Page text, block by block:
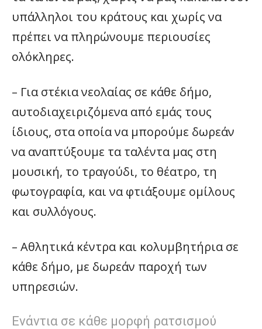
υπάλληλοι του κράτους και χωρίς να
πρέπει να πληρώνουμε περιουσίες
ολόκληρες.
– Για στέκια νεολαίας σε κάθε δήμο,
αυτοδιαχειριζόμενα από εμάς τους
ίδιους, στα οποία να μπορούμε δωρεάν
να αναπτύξουμε τα ταλέντα μας στη
μουσική, το τραγούδι, το θέατρο, τη
φωτογραφία, και να φτιάξουμε ομίλους
και συλλόγους.
– Αθλητικά κέντρα και κολυμβητήρια σε
κάθε δήμο, με δωρεάν παροχή των
υπηρεσιών.
Ενάντια σε κάθε μορφή ρατσισμού